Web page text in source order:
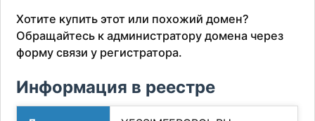
Хотите купить этот или похожий домен?
Обращайтесь к администратору домена через
форму связи у регистратора.
Информация в реестре